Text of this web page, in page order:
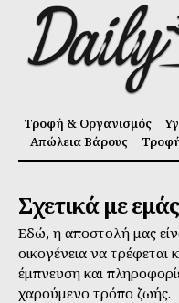
Τροφή & Οργανισμός
Απώλεια Βάρους
Σχετικά με εμάς
Εδώ, η αποστολή μας
οικογένεια να τρέφεται
έμπνευση και
χαρούμενο τρόπο ζωής.